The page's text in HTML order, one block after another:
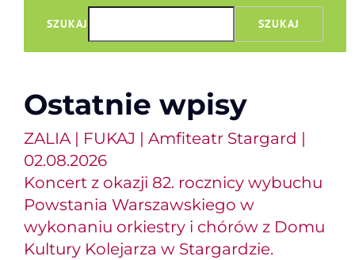
towarzyszeniem
muzycznego.
SZUKAJ SZUKAJ
Ostatnie wpisy
ZALIA | FUKAJ | Amfiteatr Stargard |
02.08.2026
Koncert z okazji 82. rocznicy wybuchu
Powstania Warszawskiego w
wykonaniu orkiestry i chórów z Domu
Kultury Kolejarza w Stargardzie.